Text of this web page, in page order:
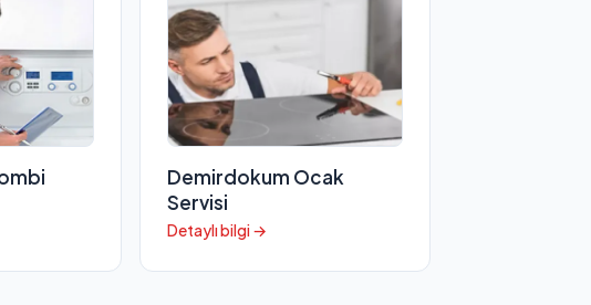
Demirdokum Ocak
Servisi
Detaylı bilgi →